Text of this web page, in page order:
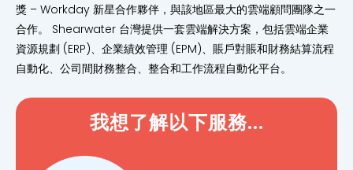
獎 – Workday 新星合作夥伴，與該地區最大的雲端顧問團隊之一
合作。 Shearwater 台灣提供一套雲端解決方案，包括雲端企業
資源規劃 (ERP)、企業績效管理 (EPM)、賬戶對賬和財務結算流程
自動化、公司間財務整合、整合和工作流程自動化平台。
我想了解以下服務...